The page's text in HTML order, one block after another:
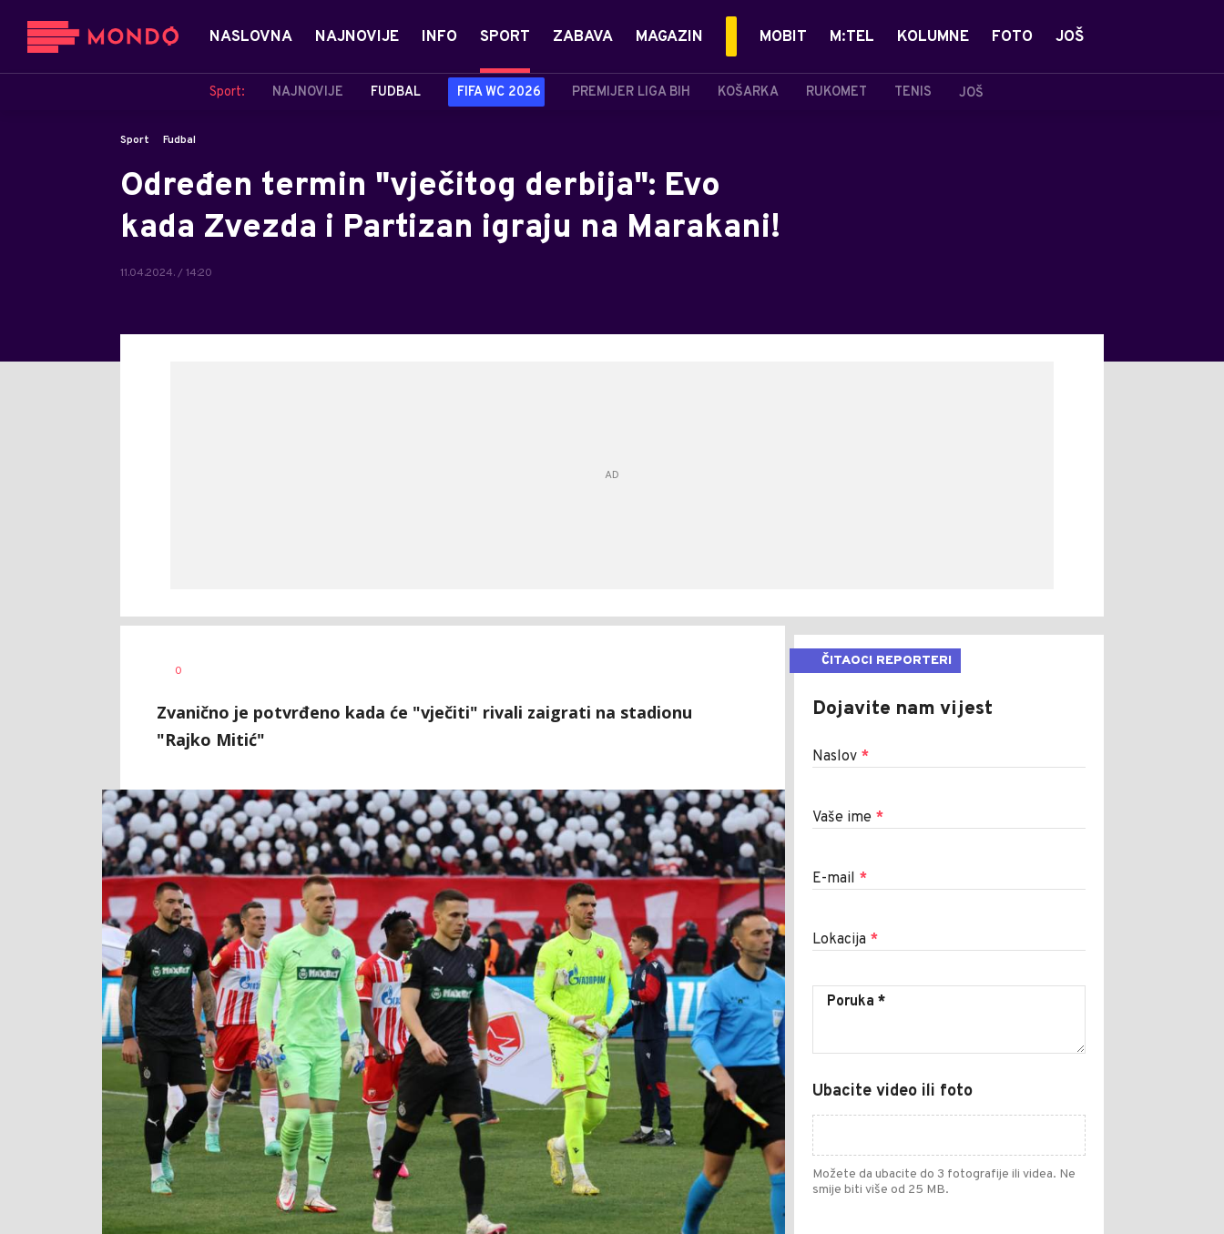
NASLOVNA NAJNOVIJE INFO SPORT
Sport: NAJNOVIJE FUDBAL FIFA WC 2026 PREMIJER LIGA BIH KOŠARKA RUKOMET TENIS JOŠ
ZABAVA MAGAZIN MOBIT M:TEL KOLUMNE FOTO JOŠ
Sport Fudbal
Određen termin "vječitog derbija": Evo
kada Zvezda i Partizan igraju na Marakani!
11.04.2024. / 14:20
AUTOR
0
Zvanično je potvrđeno kada će "vječiti" rivali zaigrati na stadionu
"Rajko Mitić"
ČITAOCI REPORTERI
Dojavite nam vijest
Naslov *
Vaše ime *
E-mail *
Lokacija *
Ubacite video ili foto
Možete da ubacite do 3 fotografije ili videa. Ne
smije biti više od 25 MB.